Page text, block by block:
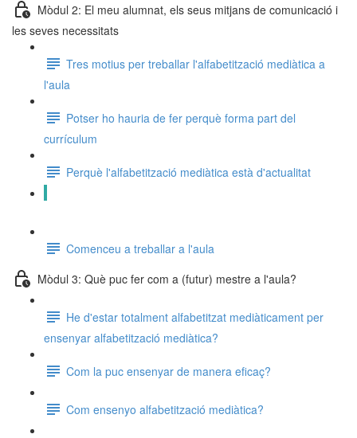
Mòdul 2: El meu alumnat, els seus mitjans de comunicació i
les seves necessitats
Tres motius per treballar l'alfabetització mediàtica a
l'aula
Potser ho hauria de fer perquè forma part del
currículum
Perquè l'alfabetització mediàtica està d'actualitat
Comenceu a treballar a l'aula
Mòdul 3: Què puc fer com a (futur) mestre a l'aula?
He d'estar totalment alfabetitzat mediàticament per
ensenyar alfabetització mediàtica?
Com la puc ensenyar de manera eficaç?
Com ensenyo alfabetització mediàtica?